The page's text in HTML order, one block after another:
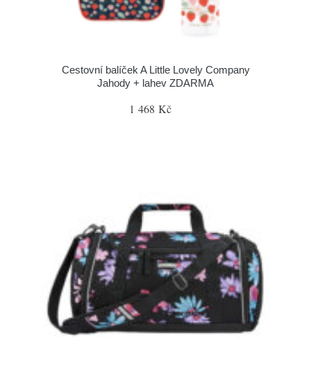
Cestovní balíček A Little Lovely Company
Jahody + lahev ZDARMA
1 468 Kč